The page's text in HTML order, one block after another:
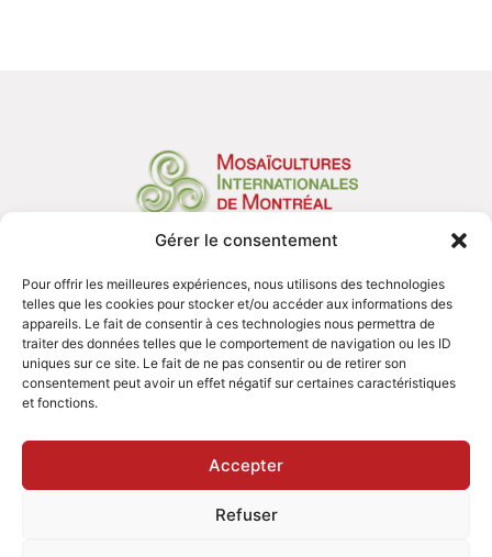
Gérer le consentement
Pour offrir les meilleures expériences, nous utilisons des technologies
telles que les cookies pour stocker et/ou accéder aux informations des
appareils. Le fait de consentir à ces technologies nous permettra de
traiter des données telles que le comportement de navigation ou les ID
uniques sur ce site. Le fait de ne pas consentir ou de retirer son
consentement peut avoir un effet négatif sur certaines caractéristiques
et fonctions.
Accepter
Refuser
Organisation
Services
Prix et distinctions
Nous joindre
Mosaïcultures Internationales de Montréal - Tous droits réservés 2026